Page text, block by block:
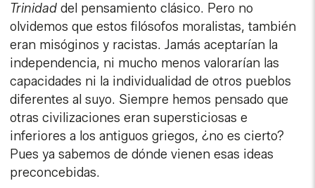
Trinidaddel pensamiento clásico. Pero no
olvidemos que estos filósofos moralistas, también
eran misóginos y racistas. Jamás aceptarían la
independencia, ni mucho menos valorarían las
capacidades ni la individualidad de otros pueblos
diferentes al suyo. Siempre hemos pensado que
otras civilizaciones eran supersticiosas e
inferiores a los antiguos griegos, ¿no es cierto?
Pues ya sabemos de dónde vienen esas ideas
preconcebidas.